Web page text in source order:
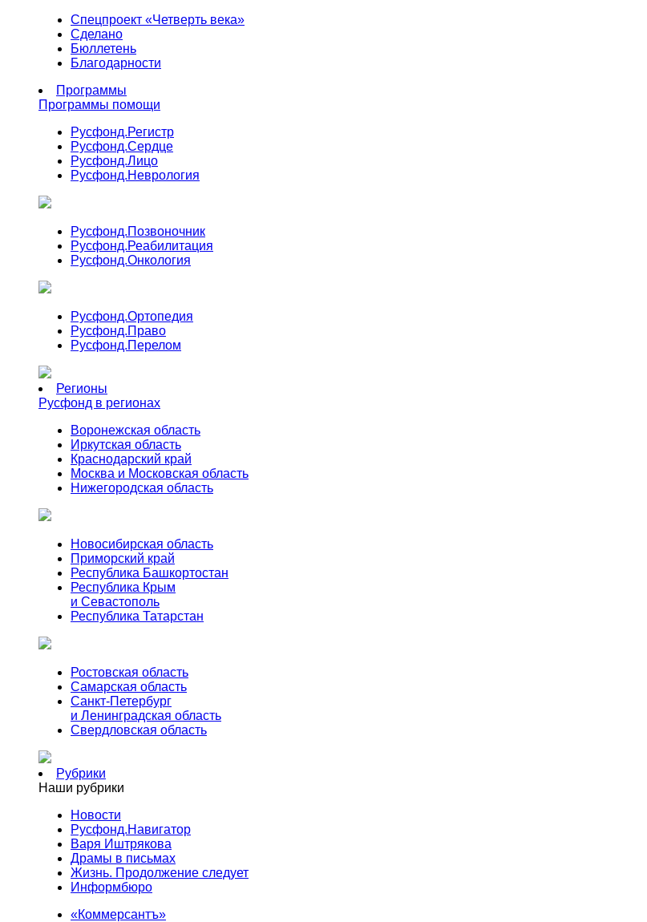
Спецпроект «Четверть века»
Сделано
Бюллетень
Благодарности
Программы
Программы помощи
Русфонд.Регистр
Русфонд.Сердце
Русфонд.Лицо
Русфонд.Неврология
Русфонд.Позвоночник
Русфонд.Реабилитация
Русфонд.Онкология
Русфонд.Ортопедия
Русфонд.Право
Русфонд.Перелом
Регионы
Русфонд в регионах
Воронежская область
Иркутская область
Краснодарский край
Москва и Московская область
Нижегородская область
Новосибирская область
Приморский край
Республика Башкортостан
Республика Крым
и Севастополь
Республика Татарстан
Ростовская область
Самарская область
Санкт-Петербург
и Ленинградская область
Свердловская область
Рубрики
Наши рубрики
Новости
Русфонд.Навигатор
Варя Иштрякова
Драмы в письмах
Жизнь. Продолжение следует
Информбюро
«Коммерсантъ»